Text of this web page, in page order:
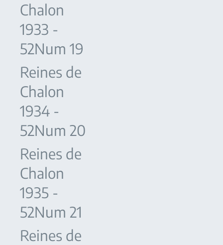
Chalon
1933 -
52Num 19
Reines de
Chalon
1934 -
52Num 20
Reines de
Chalon
1935 -
52Num 21
Reines de